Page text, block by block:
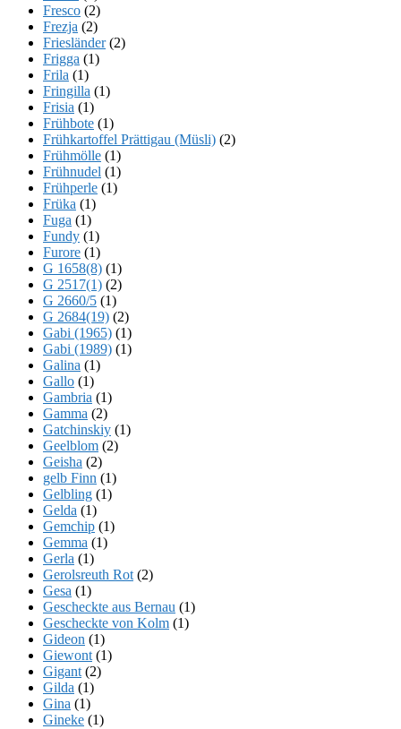
Fresco (2)
Frezja (2)
Friesländer(2)
Frigga (1)
Frila (1)
Fringilla (1)
Frisia (1)
Frühbote (1)
Frühkartoffel Prättigau (Müsli) (2)
Frühmölle (1)
Frühnudel (1)
Frühperle (1)
Früka (1)
Fuga (1)
Fundy (1)
Furore (1)
G 1658(8) (1)
G 2517(1) (2)
G 2660/5 (1)
G 2684(19) (2)
Gabi (1965) (1)
Gabi (1989) (1)
Galina (1)
Gallo (1)
Gambria (1)
Gamma (2)
Gatchinskiy (1)
Geelblom (2)
Geisha (2)
gelb Finn (1)
Gelbling (1)
Gelda (1)
Gemchip (1)
Gemma (1)
Gerla (1)
Gerolsreuth Rot (2)
Gesa (1)
Gescheckte aus Bernau (1)
Gescheckte von Kolm (1)
Gideon (1)
Giewont (1)
Gigant (2)
Gilda (1)
Gina (1)
Gineke (1)